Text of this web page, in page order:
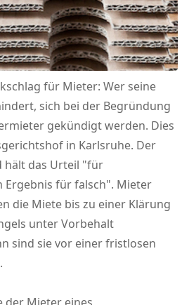
für Mieter: Wer seine
sich bei der Begründung
gekündigt werden. Dies
in Karlsruhe. Der
hält das Urteil "für
Ergebnis für falsch". Mieter
die Miete bis zu einer Klärung
unter Vorbehalt
sind sie vor einer fristlosen